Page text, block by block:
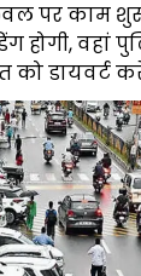
लेवल पर काम
होगी, वहां
को डायवर्ट